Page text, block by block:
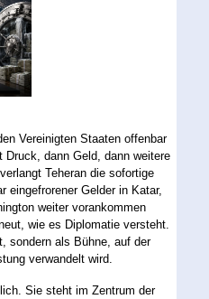
Vereinigten Staaten offenbar
dann Geld, dann weitere
Teheran die sofortige
eingefrorener Gelder in Katar,
weiter vorankommen
wie es Diplomatie versteht.
sondern als Bühne, auf der
verwandelt wird.
Sie steht im Zentrum der